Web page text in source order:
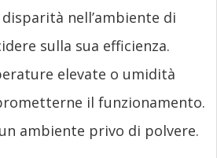
nell’ambiente di
sulla sua efficienza.
elevate o umidità
il funzionamento.
ambiente privo di polvere.